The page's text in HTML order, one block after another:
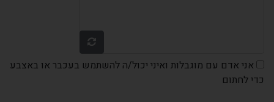
אני אדם עם מוגבלות ואיני יכול/ה להשתמש בעכבר או באצבע
כדי לחתום